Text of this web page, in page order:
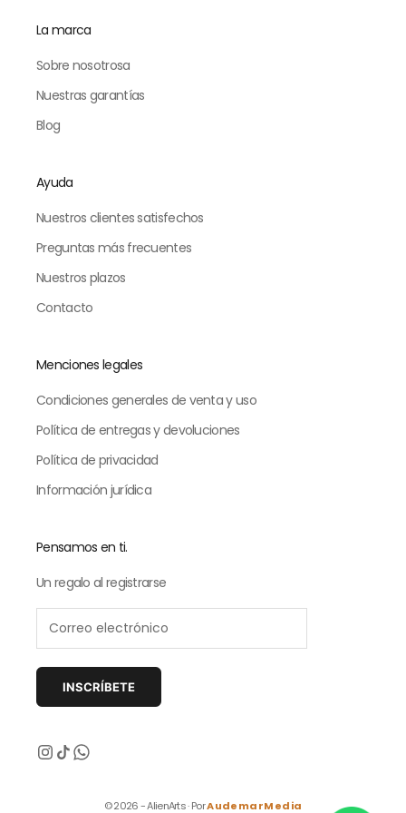
La marca
Sobre nosotrosa
Nuestras garantías
Blog
Ayuda
Nuestros clientes satisfechos
Preguntas más frecuentes
Nuestros plazos
Contacto
Menciones legales
Condiciones generales de venta y uso
Política de entregas y devoluciones
Política de privacidad
Información jurídica
Pensamos en ti.
Un regalo al registrarse
INSCRÍBETE
© 2026 - AlienArts · PorAudemarMedia